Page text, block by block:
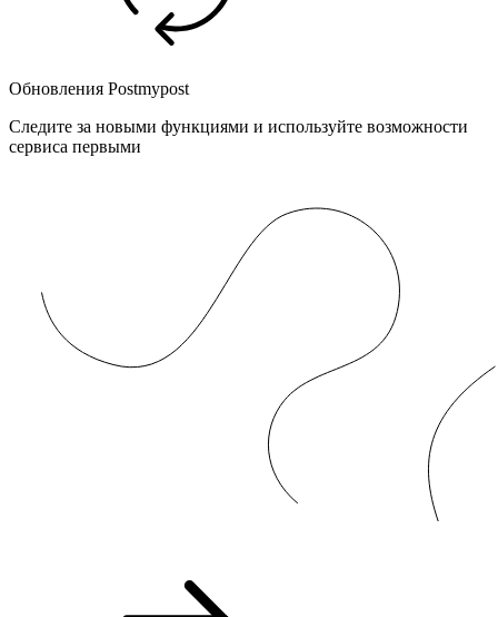
Обновления Postmypost
Следите за новыми функциями и используйте возможности
сервиса первыми